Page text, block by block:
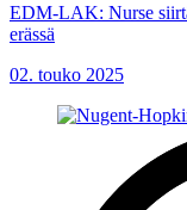
EDM-LAK: Nurse
erässä
02. touko 2025